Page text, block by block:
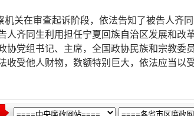
机关在审查起诉阶段，依法告知了被告人齐
人齐同生利用担任宁夏回族自治区发展和改
协党组书记、主席，全国政协民族和宗教委
收受他人财物，数额特别巨大，依法应当以